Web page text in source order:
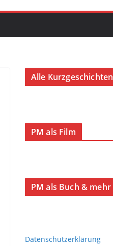
Alle Kurzgeschichten
PM als Film
PM als Buch & mehr
Datenschutzerklärung